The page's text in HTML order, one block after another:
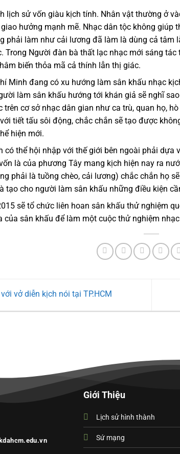
lịch sử vốn giàu kịch tính. Nhân vật thường ở
hưởng mạnh mẽ. Nhạc dân tộc không giúp
phải làm như cải lương đã làm là dùng cả tâm
Trong Người đàn bà thất lạc nhạc mới sáng
biến thỏa mã cả thính lẫn thị giác.
Minh đang có xu hướng làm sân khấu nhạc
làm sân khấu hướng tới khán giả sẽ nghĩ
trên cơ sở nhạc dân gian như ca trù, quan họ,
tiết tấu sôi động, chắc chắn sẽ tạo được
hiện mới.
có thể hội nhập với thế giới bên ngoài phải
là của phương Tây mang kịch hiện nay ra
phải là tuồng chèo, cải lương) chắc chắn họ
tạo cho người làm sân khấu những điều kiện
sẽ tổ chức liên hoan sân khấu thử nghiệm
của sân khấu để làm một cuộc thử nghiệm
vở diễn kịch nói tại TP.HCM
Giới Thiệu
Lịch sử hình thành
Sứ mạng